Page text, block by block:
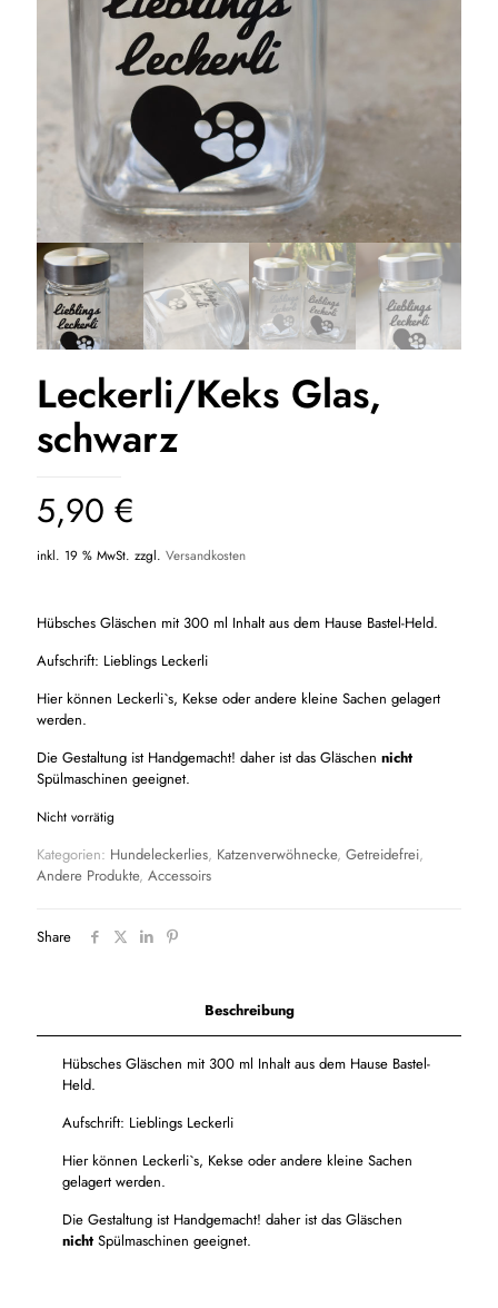
Leckerli/Keks Glas,
schwarz
5,90 €
inkl. 19 % MwSt. zzgl. Versandkosten
Hübsches Gläschen mit 300 ml Inhalt aus dem Hause Bastel-Held.
Aufschrift: Lieblings Leckerli
Hier können Leckerli`s, Kekse oder andere kleine Sachen gelagert
werden.
Die Gestaltung ist Handgemacht! daher ist das Gläschen nicht
Spülmaschinen geeignet.
Nicht vorrätig
Kategorien: Hundeleckerlies, Katzenverwöhnecke, Getreidefrei,
Andere Produkte, Accessoirs
Share
Beschreibung
Hübsches Gläschen mit 300 ml Inhalt aus dem Hause Bastel-
Held.
Aufschrift: Lieblings Leckerli
Hier können Leckerli`s, Kekse oder andere kleine Sachen
gelagert werden.
Die Gestaltung ist Handgemacht! daher ist das Gläschen
nicht Spülmaschinen geeignet.